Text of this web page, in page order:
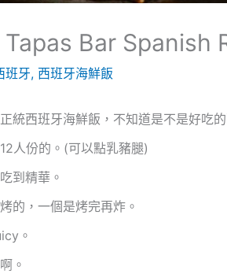
Bar Spanish
班牙, 西班牙海鮮飯
統西班牙海鮮飯，不知道是不是好吃
人份的。(可以點乳豬腿)
到精華。
的，一個是烤完再炸。
。
。